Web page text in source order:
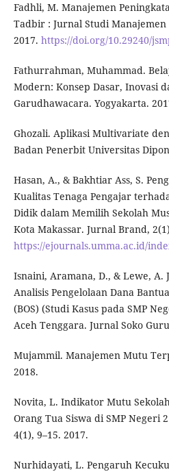
Fadhli, M. Manajemen
Tadbir : Jurnal Studi Manajemen
2017. https://doi.org/10.29240/
Fathurrahman, Muhammad.
Modern: Konsep Dasar, Inovasi
Garudhawacara. Yogyakarta.
Ghozali. Aplikasi Multivariate
Badan Penerbit Universitas
Hasan, A., & Bakhtiar Ass, S.
Kualitas Tenaga Pengajar
Didik dalam Memilih Sekolah
Kota Makassar. Jurnal Brand,
https://ejournals.umma.ac.id/
Isnaini, Aramana, D., & Lewe,
Analisis Pengelolaan Dana
(BOS) (Studi Kasus pada SMP
Aceh Tenggara. Jurnal Soko
Mujammil. Manajemen Mutu
2018.
Novita, L. Indikator Mutu
Orang Tua Siswa di SMP Negeri
4(1), 9–15. 2017.
Nurhidayati, L. Pengaruh